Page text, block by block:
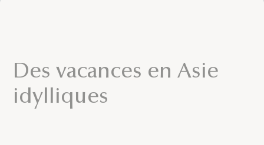
Des vacances en Asie
idylliques